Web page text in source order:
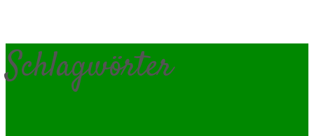
Schlagwörter